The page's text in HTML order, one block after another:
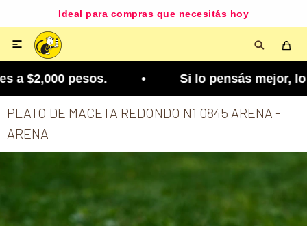
Ideal para compras que necesitás hoy

a $2,000 pesos. • Si lo pensás mejor, lo
PLATO DE MACETA REDONDO N1 0845 ARENA -
ARENA